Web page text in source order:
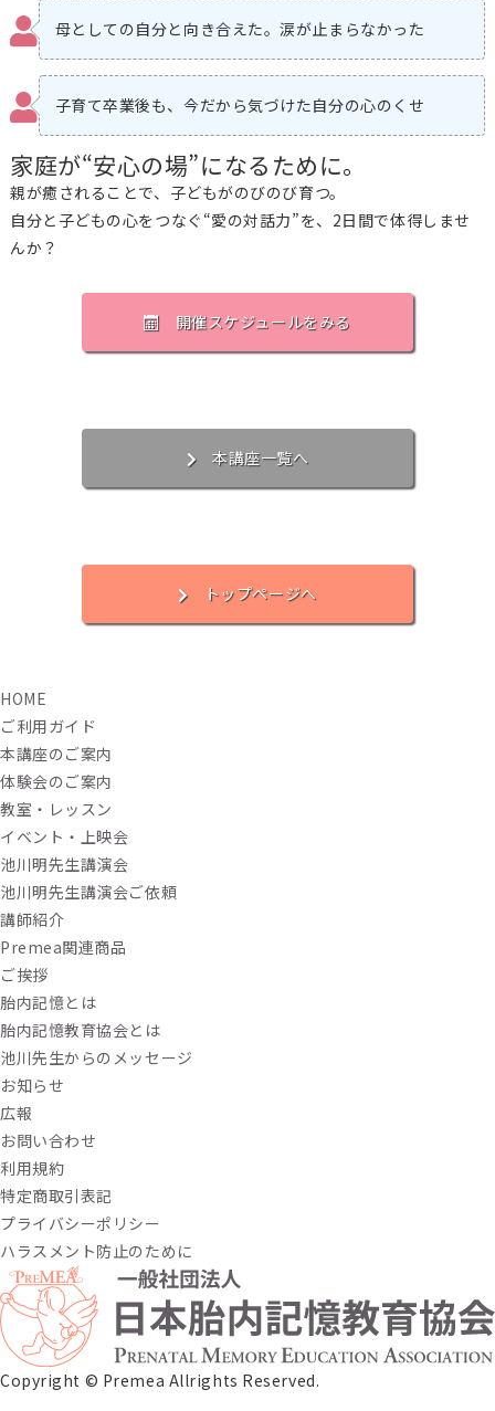
母としての自分と向き合えた。涙が止まらなかった
子育て卒業後も、今だから気づけた自分の心のくせ
家庭が“安心の場”になるために。
親が癒されることで、子どもがのびのび育つ。
自分と子どもの心をつなぐ“愛の対話力”を、2日間で体得しませ
んか？
開催スケジュールをみる
本講座一覧へ
トップページへ
HOME
ご利用ガイド
本講座のご案内
体験会のご案内
教室・レッスン
イベント・上映会
池川明先生講演会
池川明先生講演会ご依頼
講師紹介
Premea関連商品
ご挨拶
胎内記憶とは
胎内記憶教育協会とは
池川先生からのメッセージ
お知らせ
広報
お問い合わせ
利用規約
特定商取引表記
プライバシーポリシー
ハラスメント防止のために
Copyright ©︎ Premea Allrights Reserved.